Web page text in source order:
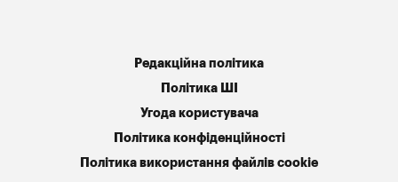
Редакційна політика
Політика ШІ
Угода користувача
Політика конфіденційності
Політика використання файлів cookie